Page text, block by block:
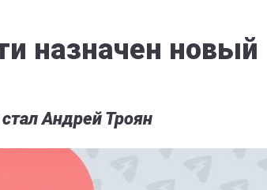
назначен новый
Андрей Троян